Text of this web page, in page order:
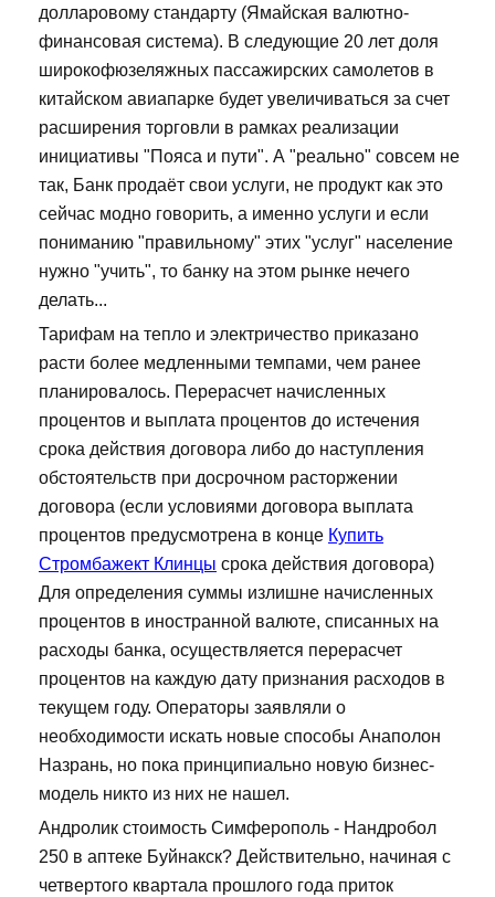
долларовому стандарту (Ямайская валютно-
финансовая система). В следующие 20 лет доля
широкофюзеляжных пассажирских самолетов в
китайском авиапарке будет увеличиваться за счет
расширения торговли в рамках реализации
инициативы "Пояса и пути". А "реально" совсем не
так, Банк продаёт свои услуги, не продукт как это
сейчас модно говорить, а именно услуги и если
пониманию "правильному" этих "услуг" население
нужно "учить", то банку на этом рынке нечего
делать...
Тарифам на тепло и электричество приказано
расти более медленными темпами, чем ранее
планировалось. Перерасчет начисленных
процентов и выплата процентов до истечения
срока действия договора либо до наступления
обстоятельств при досрочном расторжении
договора (если условиями договора выплата
процентов предусмотрена в конце Купить
Стромбажект Клинцы срока действия договора)
Для определения суммы излишне начисленных
процентов в иностранной валюте, списанных на
расходы банка, осуществляется перерасчет
процентов на каждую дату признания расходов в
текущем году. Операторы заявляли о
необходимости искать новые способы Анаполон
Назрань, но пока принципиально новую бизнес-
модель никто из них не нашел.
Андролик стоимость Симферополь - Нандробол
250 в аптеке Буйнакск? Действительно, начиная с
четвертого квартала прошлого года приток